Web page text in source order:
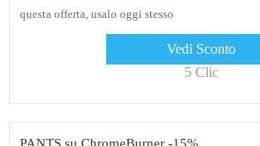
questa offerta, usalo oggi stesso
Vedi Sconto
5 Clic